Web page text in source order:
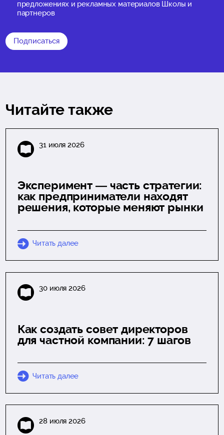
предложениях и рекламных материалов Школы и
партнеров
Подписаться
Читайте также
31 июля 2026
Эксперимент — часть стратегии:
как предприниматели находят
решения, которые меняют рынки
Читать далее
30 июля 2026
Как создать совет директоров
для частной компании: 7 шагов
Читать далее
28 июля 2026